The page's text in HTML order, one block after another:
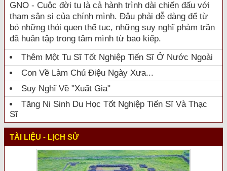
GNO - Cuộc đời tu là cả hành trình dài chiến đấu với
tham sân si của chính mình. Đâu phải dễ dàng để từ
bỏ những thói quen thế tục, những suy nghĩ phàm trần
đã huân tập trong tâm mình từ bao kiếp.
Thêm Một Tu Sĩ Tốt Nghiệp Tiến Sĩ Ở Nước Ngoài
Con Về Làm Chú Điệu Ngày Xưa...
Suy Nghĩ Về "xuất Gia"
Tăng Ni Sinh Du Học Tốt Nghiệp Tiến Sĩ Và Thạc
Sĩ
TÀI LIỆU - LỊCH SỬ